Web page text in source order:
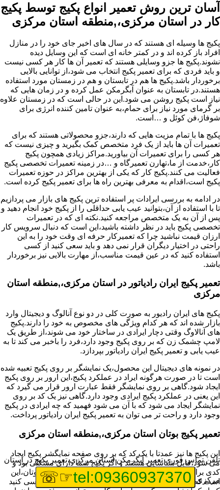
آسان ترین روش تعمیر انواع پکیج توسط پکیج
کار در استان مرکزی،,منطقه استان مرکزی
پکیج ها وسیله ای هستند که در سال های اخیر جای خود را در منازل
افراد باز کرده اند و در کمتر خانه ای است که این وسایل دیده
نشوند.پکیج ها جزو وسایلی هستند که تعمیر آن ها کار هر کسی نیست
و باید فردی که برای تعمیر پکیج انتخاب می شود،از توانایی بالایی
برخوردار باشد.پکیج ها هم در تابستان و هم در زمستان مورد استفاده
هستند.در تابستان به عنوان آبگرمکن عمل کرده و در زمان هایی که
نیاز است پکیج روشن می شود.این در حالی است که در زمستان علاوه
بر گرمای مورد نیاز برای حمام،به عنوان تامین کننده انرژی برای
شوفاژ،فن کوئل و …است.
پکیج ها با تمام مزیت هایی که دارند،جزو محصولاتی هستند که برای
تعمیرات آن ها باید از یک فرد متخصص کمک بگیرید و چیزی نیست که
هر کسی را برای تعمیرات آن بیاورید.مراکز زیادی همچون پکیج
کار،خدمت از ما،تهارن تعمیرگاه و …در زمینه تعمیرات تخصصی پکیج
فعالیت می کنند.پکیج کار که یکی از بهترین مراکز در حوزه تعمیرات
پکیج است،اقدام به معرفی بهترین راه ها برای تعمیر پکیج کرده است.
در ادامه به بررسی ایرادات پر استفاده ترین پکیج های بازار می پردازیم
تا با استفاده از آن،بتوانید عیب یابی حداقلی را از پکیج خود انجام دهید و
پس از آن به یک متخصص مراجعه کنید.نکته ای که در تعمیرات
تخصصی پکیج باید در نظر داشته باشید،این است که دنبال سرویس کار
ارزان قیمت نباشید چرا که تعمیرکار حرفه ای وقت خود را به این
راحتی در اختیار دیگران قرار نمی دهد و باید سعی کنید از کسی
استفاده کنید که در عین قیمت مناسب،از مهارت بالایی نیز برخوردار
باشد.
تعمیر پکیج ایران رادیاتور در استان مرکزی،,منطقه استان
مرکزی
پکیج های ایران رادیور به صورت کلی در دو نوع آنالوگ و دیجیتال وارد
بازار شده اند که هر کدام ویژگی های مخصوص به خود را دارند.پکیج
های آنالاوگ وقتی دچار ایرادی در ساختار خود می شوند،از طریق یک
لامپ چشمک زن که بر روی پکیج وجود دارد،فرد را باخبر می کند تا به
عیب یابی و تعمیر پکیج ایران رادیاتور بپردازد.
در نمونه های دیجیتال این محصول،یک نمایشگر بر روی پکیج تعبیه شده
است تا در صورت هرگونه ایراد در عملکرد پکیج،این ارور بر روی پکیج
ایجاد شود.گاهی بر روی نمایشگر فقط عبارت ارور قرار می گیرد که
این یعنی در عملکرد پکیج ایرادی وجود دارد.گاهی نیز یک کد بر روی
نمایشگر ایجاد می شود که با آن می شود فهمید که چه ایرادی در پکیج
وجود دارد و راحت تر می توان به تعمیر پکیج ایران رادیاتور پرداخت.
تعمیر پکیج بوتان استان مرکزی،,منطقه استان مرکزی
این پکیج ها نیز عمدتا با یک کد که بر روی صفحه نمایگشر پکیج ایجاد
می شود،قابل شناسایی هستند و اگر پکیج شما دارای مشکلی بود و
کدی برای شما نمایش داده شد،اولین کار برای تعمیر پکیج بوتان،این
است که عیب یابی انجام دهید و ایرادی که وجود دارد را بررسی کنید
تلفن تماس فوریتعمیر آبگرمکن استان مرکزی،تعمیر پکیج در استان
مرکزی tel:09360937370
☞☏